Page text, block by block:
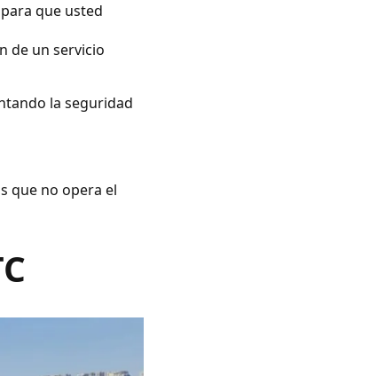
que usted
de un servicio
la seguridad
que no opera el